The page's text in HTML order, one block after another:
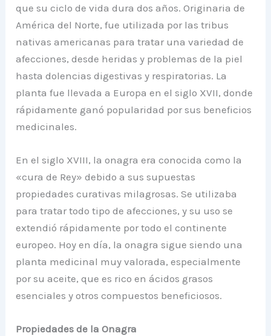
que su ciclo de vida dura dos años. Originaria de
América del Norte, fue utilizada por las tribus
nativas americanas para tratar una variedad de
afecciones, desde heridas y problemas de la piel
hasta dolencias digestivas y respiratorias. La
planta fue llevada a Europa en el siglo XVII, donde
rápidamente ganó popularidad por sus beneficios
medicinales.
En el siglo XVIII, la onagra era conocida como la
«cura de Rey» debido a sus supuestas
propiedades curativas milagrosas. Se utilizaba
para tratar todo tipo de afecciones, y su uso se
extendió rápidamente por todo el continente
europeo. Hoy en día, la onagra sigue siendo una
planta medicinal muy valorada, especialmente
por su aceite, que es rico en ácidos grasos
esenciales y otros compuestos beneficiosos.
Propiedades de la Onagra